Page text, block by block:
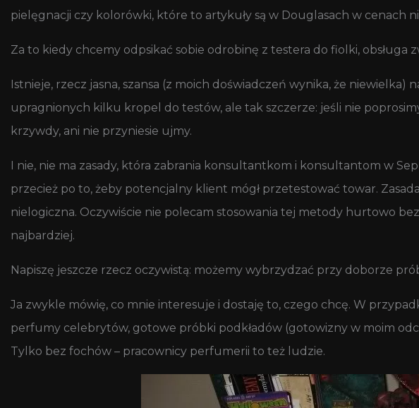
pielęgnacji czy kolorówki, które to artykuły są w Douglasach w cenach
Za to kiedy chcemy odpsikać sobie odrobinę z testera do fiolki,
Istnieje, rzecz jasna, szansa (z moich doświadczeń wynika, że
upragnionych kilku kropel do testów, ale tak szczerze: jeśli nie
krzywdy, ani nie przyniesie ujmy.
I nie, nie ma zasady, która zabrania konsultantkom i konsultantom w
przecież po to, żeby potencjalny klient mógł przetestować towar.
nielogiczna. Oczywiście nie polecam stosowania tej metody hurtowo
najbardziej.
Napiszę jeszcze rzecz oczywistą: możemy wybrzydzać przy doborze
Ja zwykle mówię, co mnie interesuje i dostaję to, czego chcę. W
perfumy celebrytów, gotowe próbki podkładów (gotowizny w moim
Tylko bez fochów – pracownicy perfumerii to też ludzie.